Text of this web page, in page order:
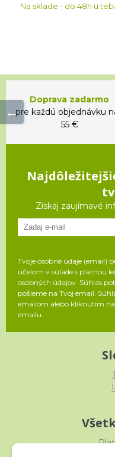
Na sklade - do 48h u
Doprava zadarmo
pre každú objednávku
55 €
Získaj zaujímavé
Tvoje osobné údaje (email)
účelom v súlade s platnou
osobných údajov. Súhlas
pošleme na Tvoj email.
emailom alebo kliknutím
emailu.